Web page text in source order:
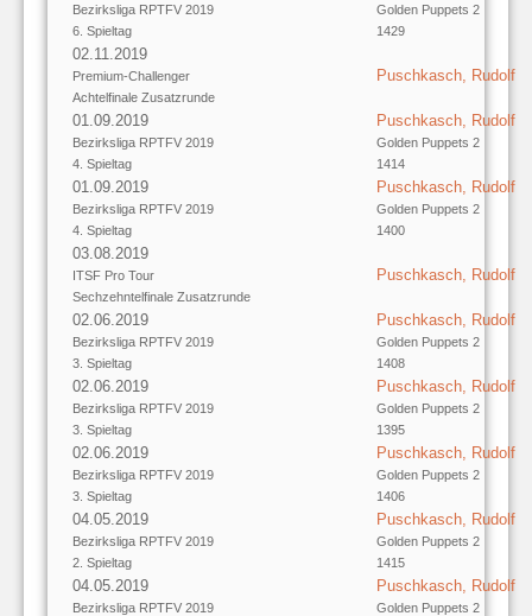
Bezirksliga RPTFV 2019
6. Spieltag
Golden Puppets 2
1429
02.11.2019
Premium-Challenger
Achtelfinale Zusatzrunde
Puschkasch, Rudolf
01.09.2019
Bezirksliga RPTFV 2019
4. Spieltag
Puschkasch, Rudolf
Golden Puppets 2
1414
01.09.2019
Bezirksliga RPTFV 2019
4. Spieltag
Puschkasch, Rudolf
Golden Puppets 2
1400
03.08.2019
ITSF Pro Tour
Sechzehntelfinale Zusatzrunde
Puschkasch, Rudolf
02.06.2019
Bezirksliga RPTFV 2019
3. Spieltag
Puschkasch, Rudolf
Golden Puppets 2
1408
02.06.2019
Bezirksliga RPTFV 2019
3. Spieltag
Puschkasch, Rudolf
Golden Puppets 2
1395
02.06.2019
Bezirksliga RPTFV 2019
3. Spieltag
Puschkasch, Rudolf
Golden Puppets 2
1406
04.05.2019
Bezirksliga RPTFV 2019
2. Spieltag
Puschkasch, Rudolf
Golden Puppets 2
1415
04.05.2019
Bezirksliga RPTFV 2019
Puschkasch, Rudolf
Golden Puppets 2